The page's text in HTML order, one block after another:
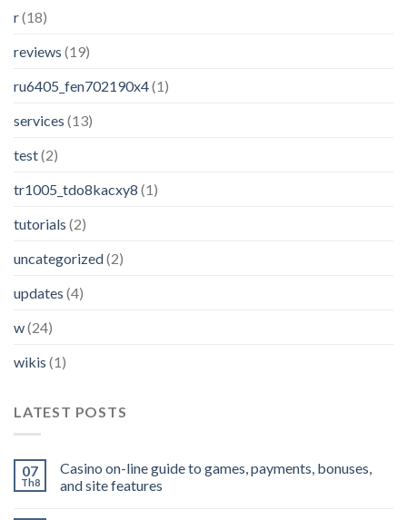
r(18)
reviews (19)
ru6405_fen702190x4(1)
services (13)
test(2)
tr1005_tdo8kacxy8 (1)
tutorials (2)
uncategorized(2)
updates (4)
w(24)
wikis (1)
LATEST POSTS
07
Th8
Casino on-line guide to games, payments, bonuses,
and site features